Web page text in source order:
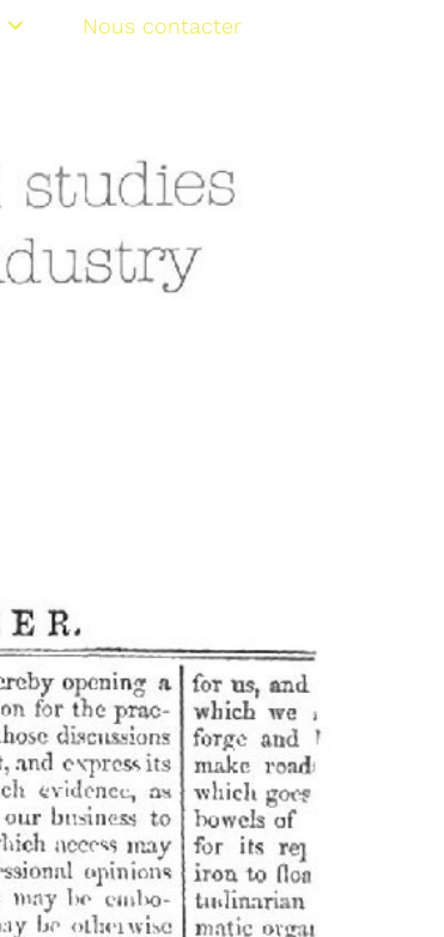
Nous contacter